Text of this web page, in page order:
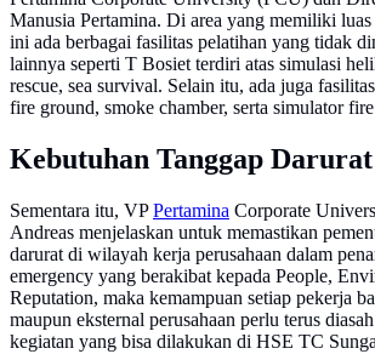
Manusia Pertamina. Di area yang memiliki
ini ada berbagai fasilitas pelatihan yang tidak
lainnya seperti T Bosiet terdiri atas simulasi
rescue, sea survival. Selain itu, ada juga
fire ground, smoke chamber, serta simulator
Kebutuhan Tanggap Darurat
Sementara itu, VPPertamina Corporate
Andreas menjelaskan untuk memastikan
darurat di wilayah kerja perusahaan dalam
emergency yang berakibat kepada People,
Reputation, maka kemampuan setiap pekerja
maupun eksternal perusahaan perlu terus
kegiatan yang bisa dilakukan di HSE TC